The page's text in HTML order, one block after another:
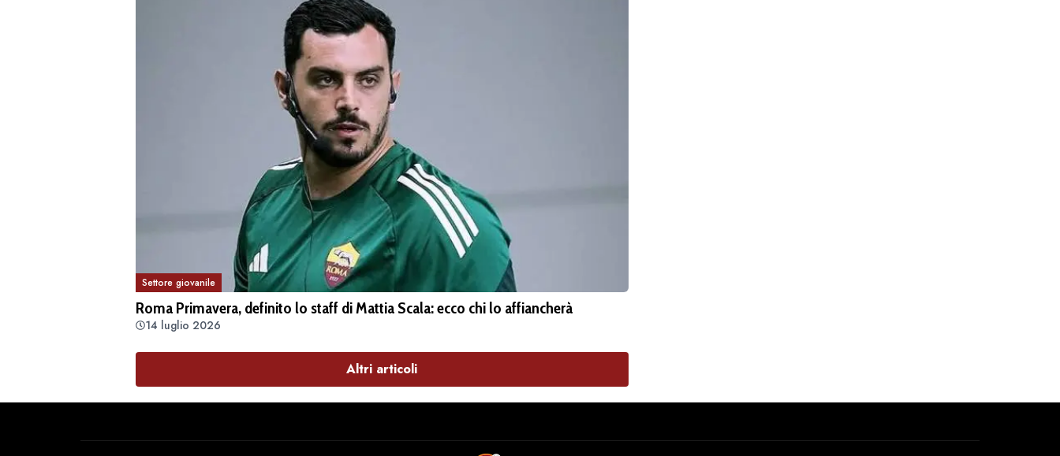
Settore giovanile
Roma Primavera, definito lo staff di Mattia Scala: ecco chi lo affiancherà
14 luglio 2026
Altri articoli